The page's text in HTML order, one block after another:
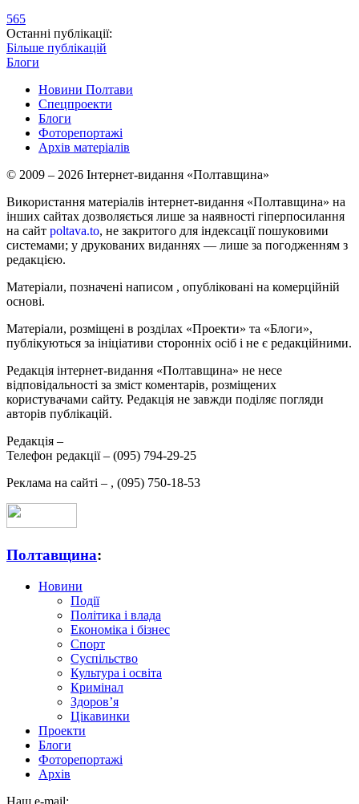
565
Останні публікації:
Більше публікацій
Блоги
Новини Полтави
Спецпроекти
Блоги
Фоторепортажі
Архів матеріалів
© 2009 – 2026 Інтернет-видання «Полтавщина»
Використання матеріалів інтернет-видання «Полтавщина» на
інших сайтах дозволяється лише за наявності гіперпосилання
на сайт poltava.to, не закритого для індексації пошуковими
системами; у друкованих виданнях — лише за погодженням з
редакцією.
Матеріали, позначені написом , опубліковані на комерційній
основі.
Матеріали, розміщені в розділах «Проекти» та «Блоги»,
публікуються за ініціативи сторонніх осіб і не є редакційними.
Редакція інтернет-видання «Полтавщина» не несе
відповідальності за зміст коментарів, розміщених
користувачами сайту. Редакція не завжди поділяє погляди
авторів публікацій.
Редакція –
Телефон редакції – (095) 794-29-25
Реклама на сайті – , (095) 750-18-53
Полтавщина:
Новини
Події
Політика і влада
Економіка і бізнес
Спорт
Суспільство
Культура і освіта
Кримінал
Здоров’я
Цікавинки
Проекти
Блоги
Фоторепортажі
Архів
Наш e-mail: